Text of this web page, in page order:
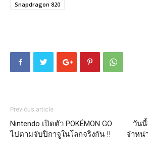
Snapdragon 820
Previous article
Nintendo เปิดตัว POKÉMON GO
ไปตามจับปิกาจูในโลกจริงกัน !!
วันนี้
จำหน่